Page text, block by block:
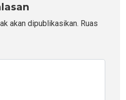
akan dipublikasikan. Ruas